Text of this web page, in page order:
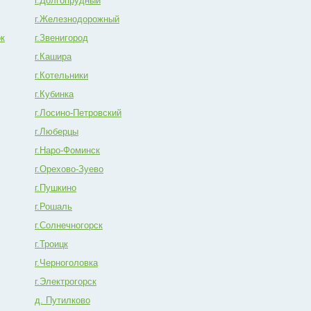
г.Железнодорожный
г.Звенигород
г.Кашира
г.Котельники
г.Кубинка
г.Лосино-Петровский
г.Люберцы
г.Наро-Фоминск
г.Орехово-Зуево
г.Пушкино
г.Рошаль
г.Солнечногорск
г.Троицк
г.Черноголовка
г.Электрогорск
д. Путилково